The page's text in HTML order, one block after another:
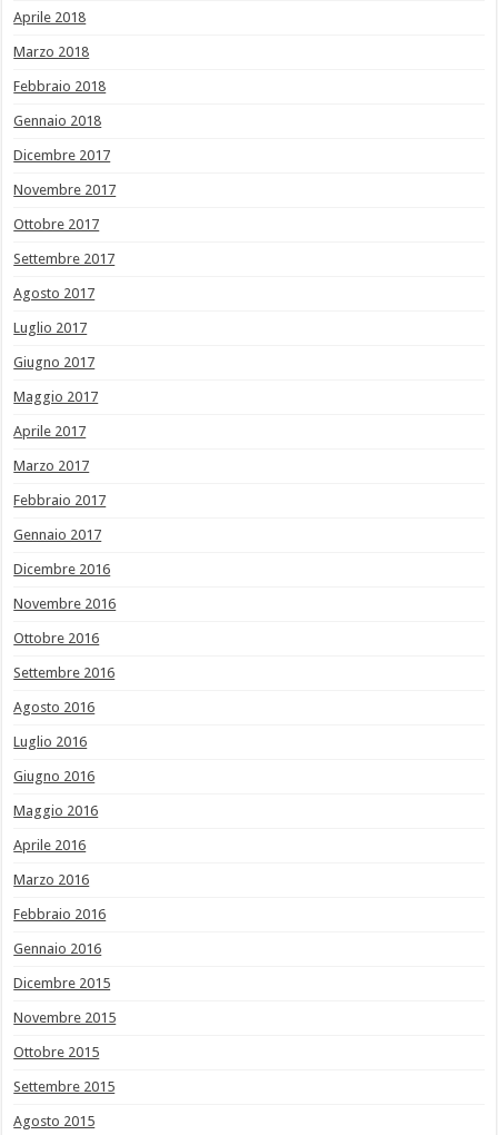
Aprile 2018
Marzo 2018
Febbraio 2018
Gennaio 2018
Dicembre 2017
Novembre 2017
Ottobre 2017
Settembre 2017
Agosto 2017
Luglio 2017
Giugno 2017
Maggio 2017
Aprile 2017
Marzo 2017
Febbraio 2017
Gennaio 2017
Dicembre 2016
Novembre 2016
Ottobre 2016
Settembre 2016
Agosto 2016
Luglio 2016
Giugno 2016
Maggio 2016
Aprile 2016
Marzo 2016
Febbraio 2016
Gennaio 2016
Dicembre 2015
Novembre 2015
Ottobre 2015
Settembre 2015
Agosto 2015